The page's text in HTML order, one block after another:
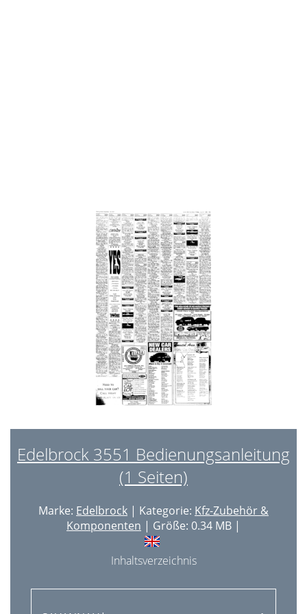
Edelbrock 3551 Bedienungsanleitung
(1 Seiten)
Marke: Edelbrock | Kategorie: Kfz-Zubehör &
Komponenten | Größe: 0.34 MB |
Inhaltsverzeichnis